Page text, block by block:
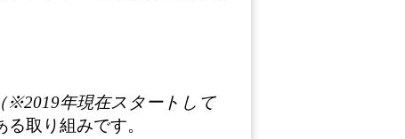
（※2019年現在スタートして
取り組みです。